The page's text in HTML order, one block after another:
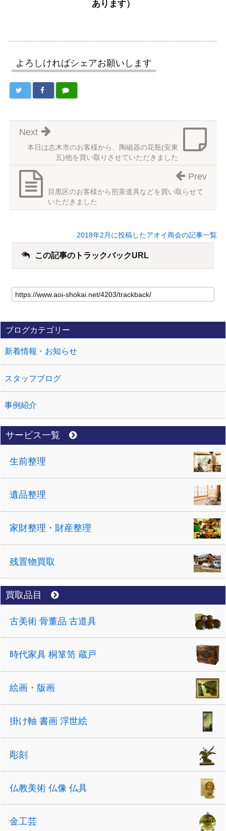
あります）
よろしければシェアお願いします
本日は志木市のお客様から、陶磁器の花瓶(安東
五)他を買い取りさせていただきました
Next
目黒区のお客様から煎茶道具などを買い取らせて
いただきました
Prev
2018年2月に投稿したアオイ商会の記事一覧
この記事のトラックバックURL
ブログカテゴリー
新着情報・お知らせ
スタッフブログ
事例紹介
サービス一覧
生前整理
遺品整理
家財整理・財産整理
残置物買取
買取品目
古美術 骨董品 古道具
時代家具 桐箪笥 蔵戸
絵画・版画
掛け軸 書画 浮世絵
彫刻
仏教美術 仏像 仏具
金工芸